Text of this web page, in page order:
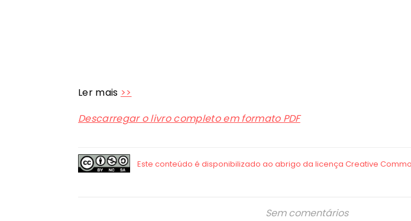
Ler mais >>
Descarregar o livro completo em formato PDF
Sem comentários